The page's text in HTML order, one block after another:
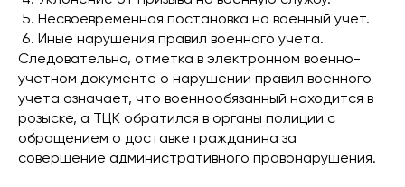
Несвоевременная постановка на военный учет.
Иные нарушения правил военного учета.
Следовательно, отметка в электронном военно-
учетном документе о нарушении правил военного
учета означает, что военнообязанный находится в
розыске, а ТЦК обратился в органы полиции с
обращением о доставке гражданина за
совершение административного правонарушения.